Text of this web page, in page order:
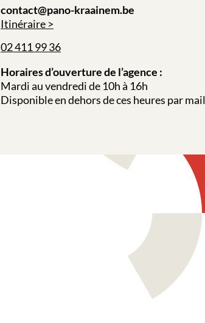
contact@pano-kraainem.be
Itinéraire
02 411 99 36
Horaires d’ouverture de l’agence :
Mardi au vendredi de 10h à 16h
Disponible en dehors de ces heures par mail